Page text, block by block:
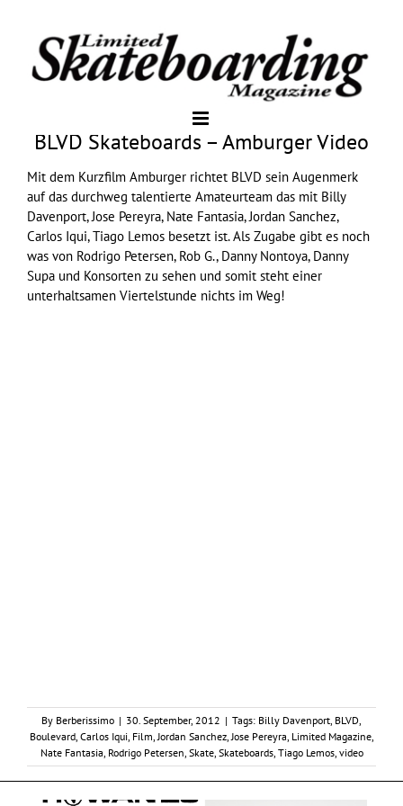
BLVD Skateboards – Amburger Video
Mit dem Kurzfilm Amburger richtet BLVD sein Augenmerk
auf das durchweg talentierte Amateurteam das mit Billy
Davenport, Jose Pereyra, Nate Fantasia, Jordan Sanchez,
Carlos Iqui, Tiago Lemos besetzt ist. Als Zugabe gibt es noch
was von Rodrigo Petersen, Rob G., Danny Nontoya, Danny
Supa und Konsorten zu sehen und somit steht einer
unterhaltsamen Viertelstunde nichts im Weg!
By Berberissimo | 30. September, 2012 | Tags: Billy Davenport BLVD
Boulevard, Carlos Iqui, Film Jordan Sanchez, Jose Pereyra Limited Magazine,
Nate Fantasia Rodrigo Petersen Skate, Skateboards, Tiago Lemos, video